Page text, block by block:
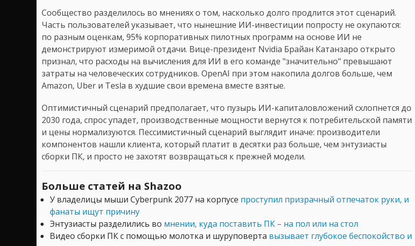
Сообщество разделилось во мнениях о том, насколько долго продлится этот сценарий.
Часть пользователей указывает, что нынешние ИИ-инвестиции попросту не окупаются:
по разным оценкам, 95% корпоративных пилотных программ на основе ИИ не
демонстрируют измеримой отдачи. Вице-президент Nvidia Брайан Катанзаро открыто
признал, что расходы на вычисления для ИИ в его команде "значительно" превышают
затраты на человеческих сотрудников. OpenAI при этом накопила долгов больше, чем
Amazon, Uber и Tesla в худшие свои времена вместе взятые.
Оптимистичный сценарий предполагает, что пузырь ИИ-капиталовложений схлопнется до
2030 года, спрос упадет, производственные мощности вернутся к потребительской памяти
и цены нормализуются. Пессимистичный сценарий выглядит иначе: производители
компонентов нашли клиента, который платит в десятки раз больше, чем энтузиасты
сборки ПК, и просто не захотят возвращаться к прежней модели.
Больше статей на Shazoo
У владелицы мыши Cyberpunk 2077 на корпусе проступил призрачный отпечаток руки, и
фанаты ищут причину
Энтузиасты разделились во мнении, куда поставить ПК – на пол или на стол
Видео сборки ПК с помощью молотка и шуруповерта вызывает глубокое беспокойство и